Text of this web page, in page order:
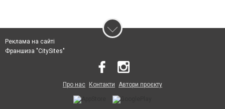
Реклама на сайті
Франшиза "CitySites"
Про нас Контакти Автори проєкту